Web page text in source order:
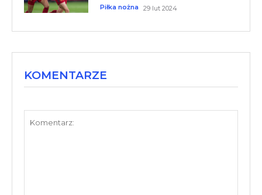
Piłka nożna 29 lut 2024
KOMENTARZE